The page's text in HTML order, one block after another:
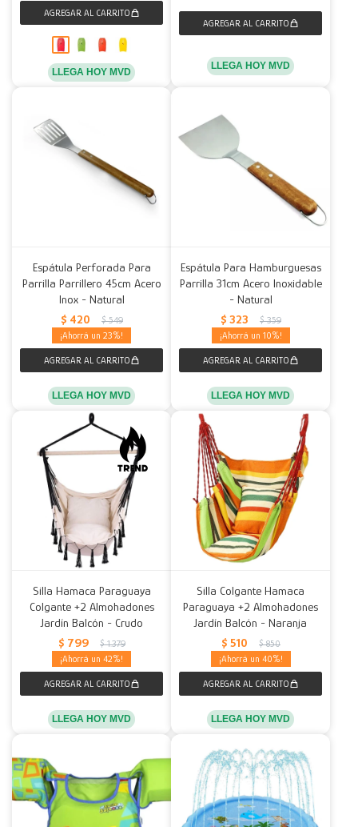
LLEGA HOY MVD
LLEGA HOY MVD
Espátula Perforada Para
Parrilla Parrillero 45cm Acero
Inox - Natural
$ 420 $ 549
23
LLEGA HOY MVD
Espátula Para Hamburguesas
Parrilla 31cm Acero Inoxidable
- Natural
$ 323 $ 359
10
LLEGA HOY MVD
Silla Hamaca Paraguaya
Colgante +2 Almohadones
Jardín Balcón - Crudo
$ 799 $ 1.379
42
LLEGA HOY MVD
Silla Colgante Hamaca
Paraguaya +2 Almohadones
Jardín Balcón - Naranja
$ 510 $ 850
40
LLEGA HOY MVD